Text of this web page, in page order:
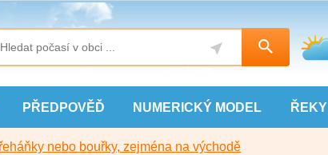
PŘEDPOVĚĎ NUMERICKÝ MODEL ŘEKY
nebo bouřky, zejména na východě